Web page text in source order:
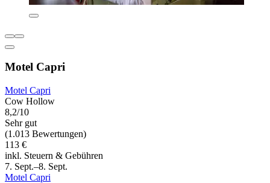
Motel Capri
Motel Capri
Cow Hollow
8,2/10
Sehr gut
(1.013 Bewertungen)
113 €
inkl. Steuern & Gebühren
7. Sept.–8. Sept.
Motel Capri